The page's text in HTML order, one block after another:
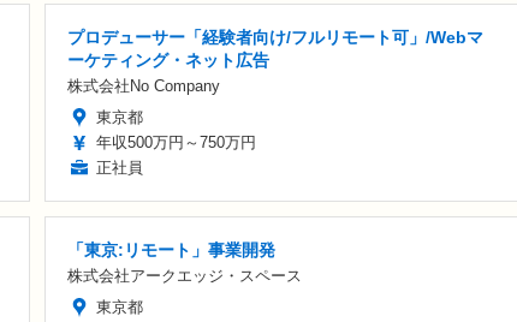
プロデューサー「経験者向け/フルリモート可」/Webマ
ーケティング・ネット広告
株式会社No Company
東京都
年収500万円～750万円
正社員
「東京:リモート」事業開発
株式会社アークエッジ・スペース
東京都